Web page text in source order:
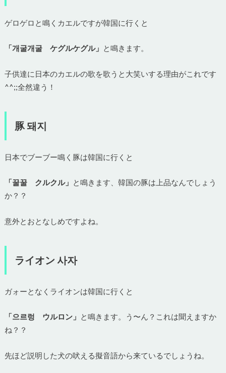
ゲロゲロと鳴くカエルですが韓国に行くと
「개굴개굴 ケグルケグル」 と鳴きます。
子供達に日本のカエルの歌を歌うと大笑いする理由がこれです
^^;;全然違う！
豚 돼지
日本でブーブー鳴く豚は韓国に行くと
「꿀꿀 クルクル」 と鳴きます、韓国の豚は上品なんでしょう
か？？
意外とおとなしめですよね。
ライオン 사자
ガォーとなくライオンは韓国に行くと
「으르렁 ウルロン」 と鳴きます。う〜ん？これは聞えますか
ね？？
先ほど説明した犬の吠える擬音語から来ているでしょうね。